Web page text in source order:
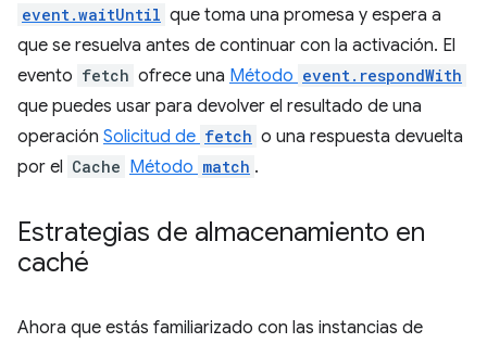
event.waitUntil que toma una promesa y espera a
que se resuelva antes de continuar con la activación. El
evento fetch ofrece una Método event.respondWith
que puedes usar para devolver el resultado de una
operación Solicitud de fetch o una respuesta devuelta
por el Cache Método match .
Estrategias de almacenamiento en
caché
Ahora que estás familiarizado con las instancias de